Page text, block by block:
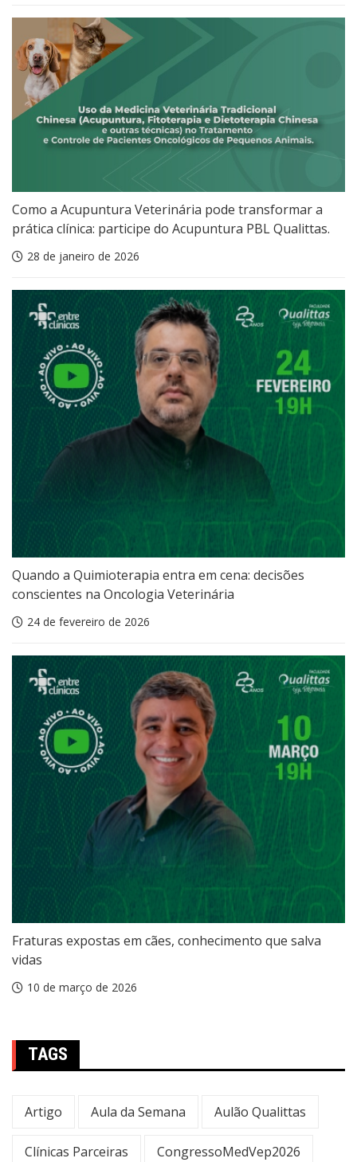
Como a Acupuntura Veterinária pode transformar a
prática clínica: participe do Acupuntura PBL Qualittas.
28 de janeiro de 2026
Quando a Quimioterapia entra em cena: decisões
conscientes na Oncologia Veterinária
24 de fevereiro de 2026
Fraturas expostas em cães, conhecimento que salva
vidas
10 de março de 2026
TAGS
Artigo Aula da Semana Aulão Qualittas
Clínicas Parceiras CongressoMedVep2026